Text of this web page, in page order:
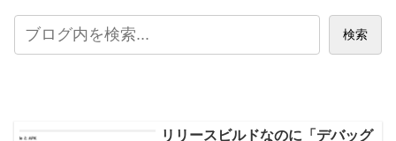
検索
リリースビルドなのに「デバッグ